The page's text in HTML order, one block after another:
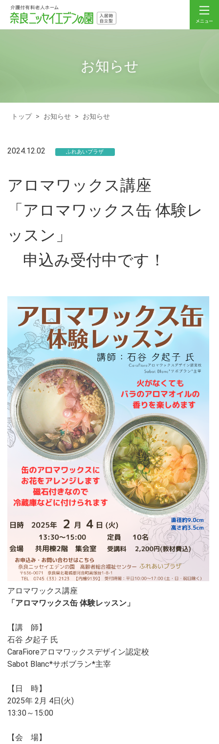
お知らせ
トップ > お知らせ > お知らせ
2024.12.02 ふれあいプラザ
アロマワックス講座
「アロマワックス缶 体験レ
ッスン」
申込み受付中です！
アロマワックス講座
「アロマワックス缶 体験レッスン」
【講 師】
石谷 夕起子 氏
CaraFioreアロマワックスデザイン認定校
Sabot Blanc*サボブラン*主宰
【日 時】
2025年 2月 4日(火)
13:30～15:00
【会 場】